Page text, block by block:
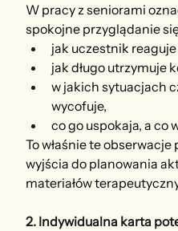
W pracy z seniorami
spokojne przyglądanie
jak uczestnik
jak długo utrzymuje
w jakich sytuacjach
wycofuje,
co go uspokaja, a co
To właśnie te
wyjścia do planowania
materiałów
2. Indywidualna karta